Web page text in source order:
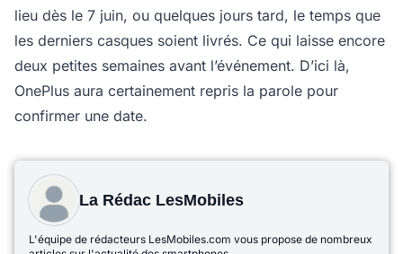
lieu dès le 7 juin, ou quelques jours tard, le temps que
les derniers casques soient livrés. Ce qui laisse encore
deux petites semaines avant l’événement. D’ici là,
OnePlus aura certainement repris la parole pour
confirmer une date.
La Rédac LesMobiles
L'équipe de rédacteurs LesMobiles.com vous propose de nombreux